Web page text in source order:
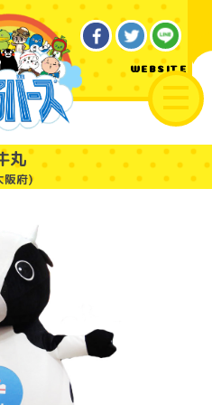
WEBSITE
企業・その他
丸
阪府)